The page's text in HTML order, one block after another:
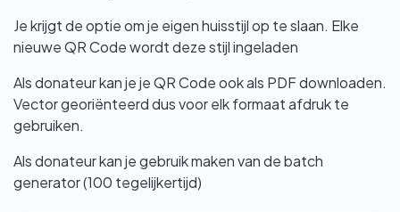
Je krijgt de optie om je eigen huisstijl op te slaan. Elke
nieuwe QR Code wordt deze stijl ingeladen
Als donateur kan je je QR Code ook als PDF downloaden.
Vector georiënteerd dus voor elk formaat afdruk te
gebruiken.
Als donateur kan je gebruik maken van de batch
generator (100 tegelijkertijd)